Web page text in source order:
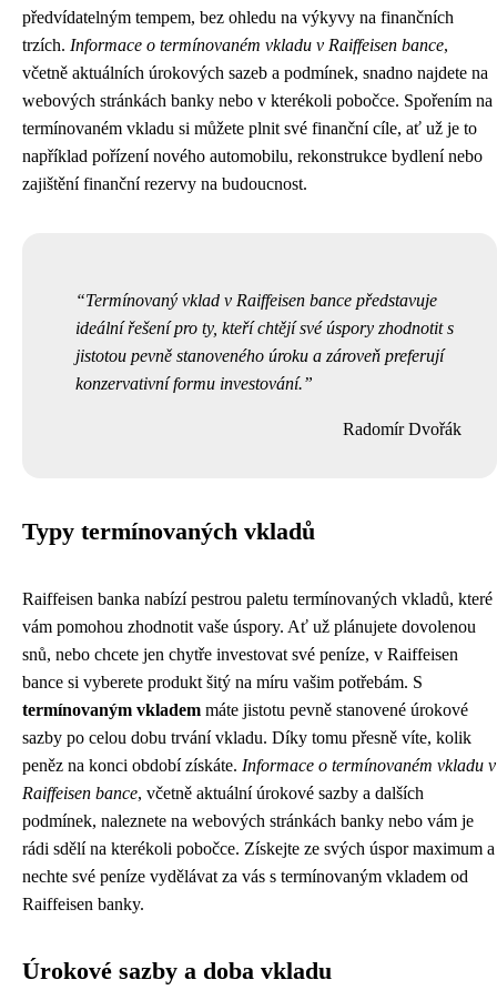
předvídatelným tempem, bez ohledu na výkyvy na finančních
trzích. Informace o termínovaném vkladu v Raiffeisen bance,
včetně aktuálních úrokových sazeb a podmínek, snadno najdete na
webových stránkách banky nebo v kterékoli pobočce. Spořením na
termínovaném vkladu si můžete plnit své finanční cíle, ať už je to
například pořízení nového automobilu, rekonstrukce bydlení nebo
zajištění finanční rezervy na budoucnost.
Termínovaný vklad v Raiffeisen bance představuje
ideální řešení pro ty, kteří chtějí své úspory zhodnotit s
jistotou pevně stanoveného úroku a zároveň preferují
konzervativní formu investování.
Radomír Dvořák
Typy termínovaných vkladů
Raiffeisen banka nabízí pestrou paletu termínovaných vkladů, které
vám pomohou zhodnotit vaše úspory. Ať už plánujete dovolenou
snů, nebo chcete jen chytře investovat své peníze, v Raiffeisen
bance si vyberete produkt šitý na míru vašim potřebám. S
termínovaným vkladem máte jistotu pevně stanovené úrokové
sazby po celou dobu trvání vkladu. Díky tomu přesně víte, kolik
peněz na konci období získáte. Informace o termínovaném vkladu v
Raiffeisen bance, včetně aktuální úrokové sazby a dalších
podmínek, naleznete na webových stránkách banky nebo vám je
rádi sdělí na kterékoli pobočce. Získejte ze svých úspor maximum a
nechte své peníze vydělávat za vás s termínovaným vkladem od
Raiffeisen banky.
Úrokové sazby a doba vkladu